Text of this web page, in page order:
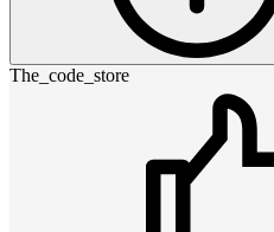
The_code_store